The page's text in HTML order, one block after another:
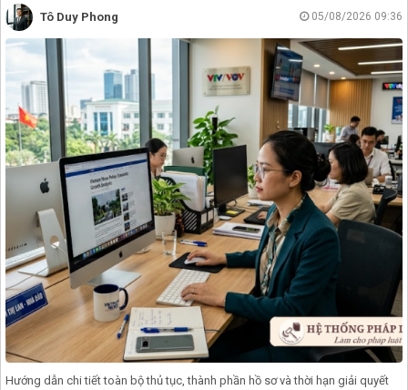
Hướng dẫn chi tiết toàn bộ thủ tục, thành phần hồ sơ và thời hạn giải quyết
Tô Duy Phong 05/08/2026 09:36